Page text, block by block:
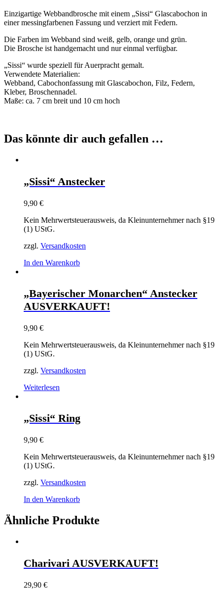
Einzigartige Webbandbrosche mit einem „Sissi“ Glascabochon in
einer messingfarbenen Fassung und verziert mit Federn.
Die Farben im Webband sind weiß, gelb, orange und grün.
Die Brosche ist handgemacht und nur einmal verfügbar.
„Sissi“ wurde speziell für Auerpracht gemalt.
Verwendete Materialien:
Webband, Cabochonfassung mit Glascabochon, Filz, Federn,
Kleber, Broschennadel.
Maße: ca. 7 cm breit und 10 cm hoch
Das könnte dir auch gefallen …
„Sissi“ Anstecker
9,90 €
Kein Mehrwertsteuerausweis, da Kleinunternehmer nach §19
(1) UStG.
zzgl. Versandkosten
In den Warenkorb
„Bayerischer Monarchen“ Anstecker
AUSVERKAUFT!
9,90 €
Kein Mehrwertsteuerausweis, da Kleinunternehmer nach §19
(1) UStG.
zzgl. Versandkosten
Weiterlesen
„Sissi“ Ring
9,90 €
Kein Mehrwertsteuerausweis, da Kleinunternehmer nach §19
(1) UStG.
zzgl. Versandkosten
In den Warenkorb
Ähnliche Produkte
Charivari AUSVERKAUFT!
29,90 €